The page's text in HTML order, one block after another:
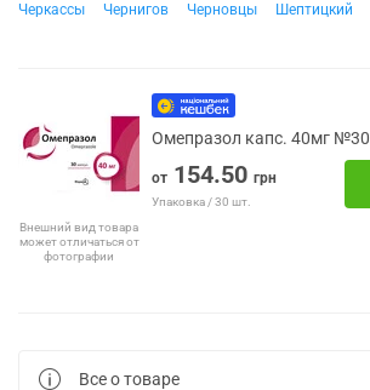
Черкассы
Чернигов Черновцы Шептицкий
Внешний вид товара
может отличаться от
фотографии
Омепразол капс. 40мг №30
от 154.50 грн
Упаковка / 30 шт.
Все о товаре